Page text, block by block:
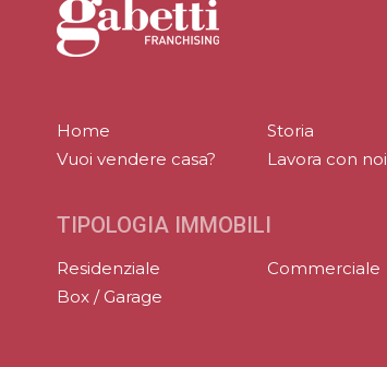
Home
Storia
Vuoi vendere casa?
Lavora con noi
TIPOLOGIA IMMOBILI
Residenziale
Commerciale
Box / Garage